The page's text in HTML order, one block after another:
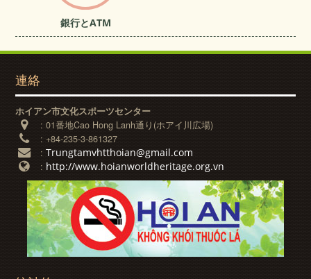
銀行とATM
連絡
ホイアン市文化スポーツセンター
:01番地Cao Hong Lanh通り(ホアイ川広場)
:+84-235-3-861327
:Trungtamvhtthoian@gmail.com
: http://www.hoianworldheritage.org.vn